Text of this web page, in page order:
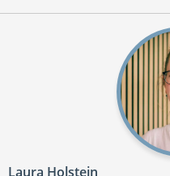
Laura Holstein